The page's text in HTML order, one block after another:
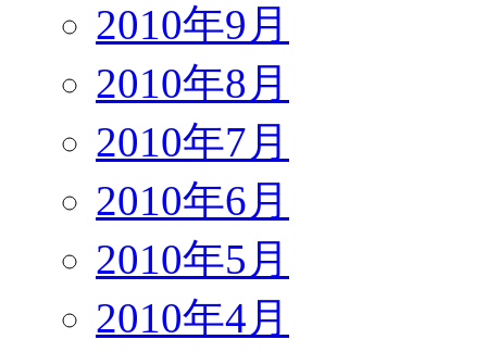
2010年9月
2010年8月
2010年7月
2010年6月
2010年5月
2010年4月